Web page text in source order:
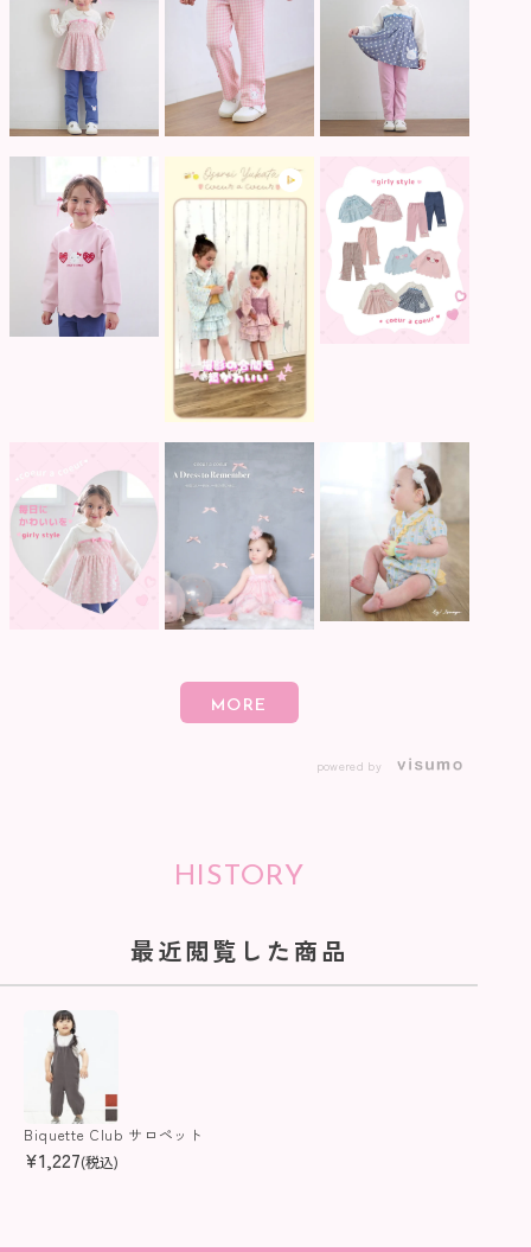
powered by
HISTORY
最近閲覧した商品
Biquette Club サロペット
¥1,227(税込)